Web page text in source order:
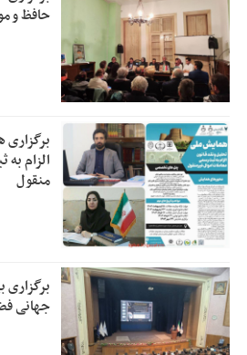
حافظ و
برگزاری
الزام
منقول
جهانی